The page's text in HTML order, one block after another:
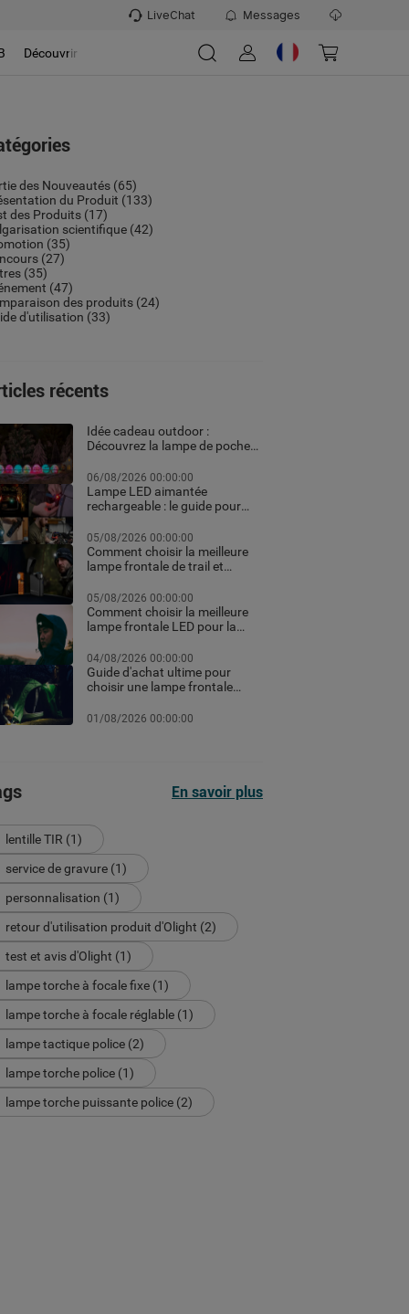
LiveChat Messages
Découvrir
des Nouveautés (65)
du Produit (133)
des Produits (17)
scientifique (42)
(35)
(27)
(35)
(47)
des produits (24)
d'utilisation (33)
récents
Idée cadeau outdoor :
Découvrez la lampe de poche
équipements high-tech pour
Noël
06/08/2026 00:00:00
Lampe LED aimantée
rechargeable : le guide pour
05/08/2026 00:00:00
Comment choisir la meilleure
lampe frontale de trail et
nuit
05/08/2026 00:00:00
Comment choisir la meilleure
lampe frontale LED pour la
04/08/2026 00:00:00
Guide d'achat ultime pour
choisir une lampe frontale
professionnelle pour le
01/08/2026 00:00:00
En savoir plus
lentille TIR (1)
service de gravure (1)
personnalisation (1)
retour d'utilisation produit d'Olight (2)
test et avis d'Olight (1)
lampe torche à focale fixe (1)
lampe torche à focale réglable (1)
lampe tactique police (2)
lampe torche police (1)
lampe torche puissante police (2)